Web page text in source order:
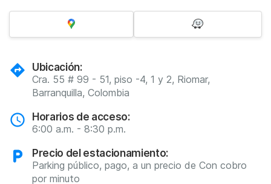
Ubicación:
Cra. 55 # 99 - 51, piso -4, 1 y 2, Riomar,
Barranquilla, Colombia
Horarios de acceso:
6:00 a.m. - 8:30 p.m.
Precio del estacionamiento:
Parking público, pago, a un precio de Con cobro
por minuto